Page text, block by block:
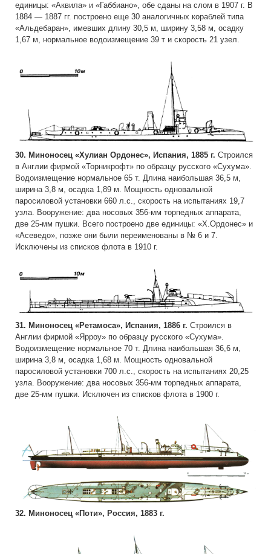
единицы: «Аквила» и «Габбиано», обе сданы на слом в 1907 г. В
1884 — 1887 гг. построено еще 30 аналогичных кораблей типа
«Альдебаран», имевших длину 30,5 м, ширину 3,58 м, осадку
1,67 м, нормальное водоизмещение 39 т и скорость 21 узел.
30. Миноносец «Хулиан Ордонес», Испания, 1885 г. Строился
в Англии фирмой «Торникрофт» по образцу русского «Сухума».
Водоизмещение нормальное 65 т. Длина наибольшая 36,5 м,
ширина 3,8 м, осадка 1,89 м. Мощность одновальной
паросиловой установки 660 л.с., скорость на испытаниях 19,7
узла. Вооружение: два носовых 356-мм торпедных аппарата,
две 25-мм пушки. Всего построено две единицы: «X.Ордонес» и
«Асеведо», позже они были переименованы в № 6 и 7.
Исключены из списков флота в 1910 г.
31. Миноносец «Ретамоса», Испания, 1886 г. Строился в
Англии фирмой «Ярроу» по образцу русского «Сухума».
Водоизмещение нормальное 70 т. Длина наибольшая 36,6 м,
ширина 3,8 м, осадка 1,68 м. Мощность одновальной
паросиловой установки 700 л.с., скорость на испытаниях 20,25
узла. Вооружение: два носовых 356-мм торпедных аппарата,
две 25-мм пушки. Исключен из списков флота в 1900 г.
32. Миноносец «Поти», Россия, 1883 г.